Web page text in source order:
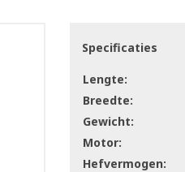
Specificaties
Lengte:
Breedte:
Gewicht:
Motor:
Hefvermogen: